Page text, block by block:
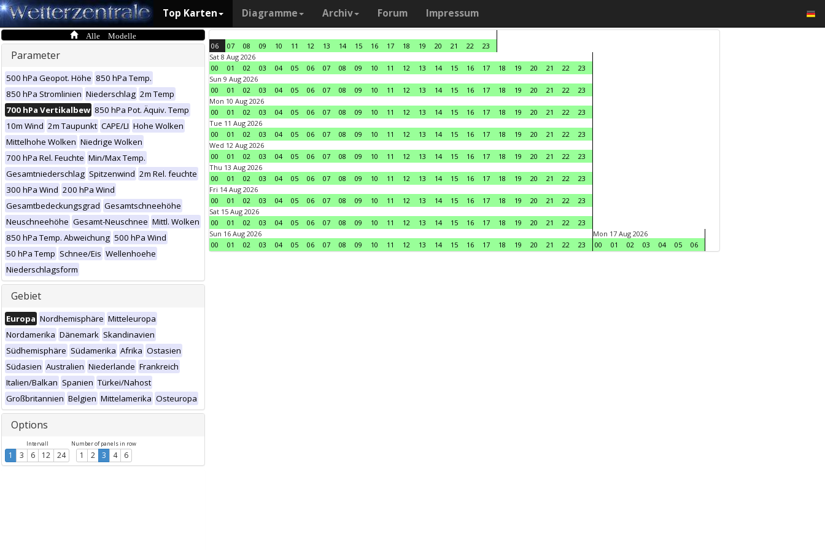
Top Karten Diagramme Archiv Forum Impressum
Alle Modelle
Parameter
500 hPa Geopot. Höhe 850 hPa Temp.
850 hPa Stromlinien Niederschlag 2m Temp
700 hPa Vertikalbew 850 hPa Pot. Äquiv. Temp
10m Wind 2m Taupunkt CAPE/LI Hohe Wolken
Mittelhohe Wolken Niedrige Wolken
700 hPa Rel. Feuchte Min/Max Temp.
Gesamtniederschlag Spitzenwind 2m Rel. feuchte
300 hPa Wind 200 hPa Wind
Gesamtbedeckungsgrad Gesamtschneehöhe
Neuschneehöhe Gesamt-Neuschnee Mittl. Wolken
850 hPa Temp. Abweichung 500 hPa Wind
50 hPa Temp Schnee/Eis Wellenhoehe
Niederschlagsform
Gebiet
Europa Nordhemisphäre Mitteleuropa
Nordamerika Dänemark Skandinavien
Südhemisphäre Südamerika Afrika Ostasien
Südasien Australien Niederlande Frankreich
Italien/Balkan Spanien Türkei/Nahost
Großbritannien Belgien Mittelamerika Osteuropa
Options
Intervall
1 3 6 12 24
Number of panels in row
1 2 3 4 6
06 07 08 09 10 11 12 13 14 15 16 17 18 19 20 21 22
23
Sat 8 Aug 2026
00
01 02 03 04 05 06 07 08 09 10 11 12 13 14 15 16 17 18 19 20 21 22
23
Sun 9 Aug 2026
00
01 02 03 04 05 06 07 08 09 10 11 12 13 14 15 16 17 18 19 20 21 22
23
Mon 10 Aug 2026
00
01 02 03 04 05 06 07 08 09 10 11 12 13 14 15 16 17 18 19 20 21 22
23
Tue 11 Aug 2026
00
01 02 03 04 05 06 07 08 09 10 11 12 13 14 15 16 17 18 19 20 21 22
23
Wed 12 Aug 2026
00
01 02 03 04 05 06 07 08 09 10 11 12 13 14 15 16 17 18 19 20 21 22
23
Thu 13 Aug 2026
00
01 02 03 04 05 06 07 08 09 10 11 12 13 14 15 16 17 18 19 20 21 22
23
Fri 14 Aug 2026
00
01 02 03 04 05 06 07 08 09 10 11 12 13 14 15 16 17 18 19 20 21 22
23
Sat 15 Aug 2026
00
01 02 03 04 05 06 07 08 09 10 11 12 13 14 15 16 17 18 19 20 21 22
23
Sun 16 Aug 2026
00
01 02 03 04 05 06 07 08 09 10 11 12 13 14 15 16 17 18 19 20 21 22 23
Mon 17 Aug 2026
00
01 02 03 04 05 06